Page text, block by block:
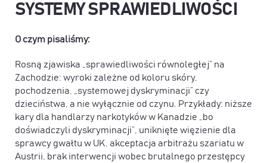
SYSTEMY SPRAWIEDLIWOŚCI
O czym pisaliśmy:
Rosną zjawiska „sprawiedliwości równoległej” na
Zachodzie: wyroki zależne od koloru skóry,
pochodzenia, „systemowej dyskryminacji” czy
dzieciństwa, a nie wyłącznie od czynu. Przykłady: niższe
kary dla handlarzy narkotyków w Kanadzie „bo
doświadczyli dyskryminacji”, uniknięte więzienie dla
sprawcy gwałtu w UK, akceptacja arbitrażu szariatu w
Austrii, brak interwencji wobec brutalnego przestępcy